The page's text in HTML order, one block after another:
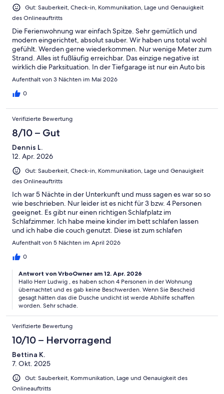
Gut: Sauberkeit, Check-in, Kommunikation, Lage und Genauigkeit
des Onlineauftritts
Die Ferienwohnung war einfach Spitze. Sehr gemütlich und
modern eingerichtet, absolut sauber. Wir haben uns total wohl
gefühlt. Werden gerne wiederkommen. Nur wenige Meter zum
Strand. Alles ist fußläufig erreichbar. Das einzige negative ist
wirklich die Parksituation. In der Tiefgarage ist nur ein Auto bis
150cm möglich. Kontakt zum Vermieter war positiv.
Aufenthalt von 3 Nächten im Mai 2026
0
Verifizierte Bewertung
8/10 – Gut
Dennis L.
12. Apr. 2026
Gut: Sauberkeit, Check-in, Kommunikation, Lage und Genauigkeit
des Onlineauftritts
Ich war 5 Nächte in der Unterkunft und muss sagen es war so so
wie beschrieben. Nur leider ist es nicht für 3 bzw. 4 Personen
geeignet. Es gibt nur einen richtigen Schlafplatz im
Schlafzimmer. Ich habe meine kinder im bett schlafen lassen
und ich habe die couch genutzt. Diese ist zum schlafen
ungeeignet und sehr unbequem. Also für 2 Personen ist es
perfekt, für mehr eher nicht. Die Dusche leckt an den ecken,
also muss man sich ein großes Handtuch auf den boden legen.
Aufenthalt von 5 Nächten im April 2026
0
Antwort von VrboOwner am 12. Apr. 2026
Hallo Herr Ludwig , es haben schon 4 Personen in der Wohnung
übernachtet und es gab keine Beschwerden. Wenn Sie Bescheid
gesagt hätten das die Dusche undicht ist werde Abhilfe schaffen
worden. Sehr schade.
Verifizierte Bewertung
10/10 – Hervorragend
Bettina K.
7. Okt. 2025
Gut: Sauberkeit, Kommunikation, Lage und Genauigkeit des
Onlineauftritts